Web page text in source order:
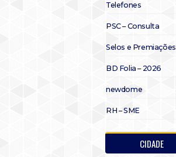
Telefones
PSC – Consulta
Selos e Premiações
BD Folia – 2026
newdome
RH – SME
CIDADE